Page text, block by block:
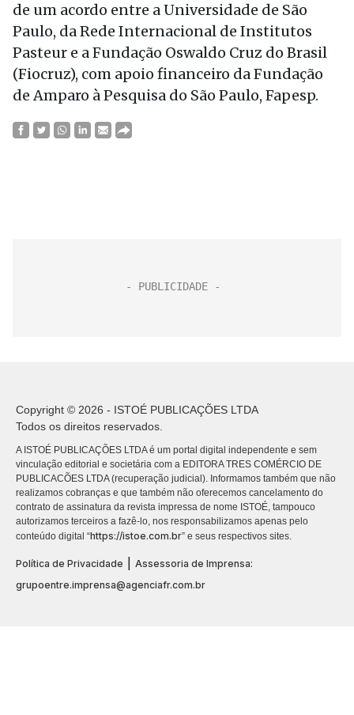
de um acordo entre a Universidade de São
Paulo, da Rede Internacional de Institutos
Pasteur e a Fundação Oswaldo Cruz do Brasil
(Fiocruz), com apoio financeiro da Fundação
de Amparo à Pesquisa do São Paulo, Fapesp.
Copyright © 2026 - ISTOÉ PUBLICAÇÕES LTDA
Todos os direitos reservados.
A ISTOÉ PUBLICAÇÕES LTDA é um portal digital independente e sem
vinculação editorial e societária com a EDITORA TRES COMÉRCIO DE
PUBLICACÕES LTDA (recuperação judicial). Informamos também que não
realizamos cobranças e que também não oferecemos cancelamento do
contrato de assinatura da revista impressa de nome ISTOÉ, tampouco
autorizamos terceiros a fazê-lo, nos responsabilizamos apenas pelo
conteúdo digital “https://istoe.com.br” e seus respectivos sites.
Política de Privacidade
Assessoria de Imprensa:
grupoentre.imprensa@agenciafr.com.br